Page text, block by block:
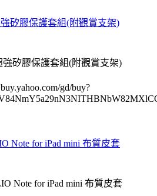
矽膠保護套組(附觀賞支架)
強矽膠保護套組(附觀賞支架)
gd/buy?
Note for iPad mini 布質皮套
Note for iPad mini 布質皮套